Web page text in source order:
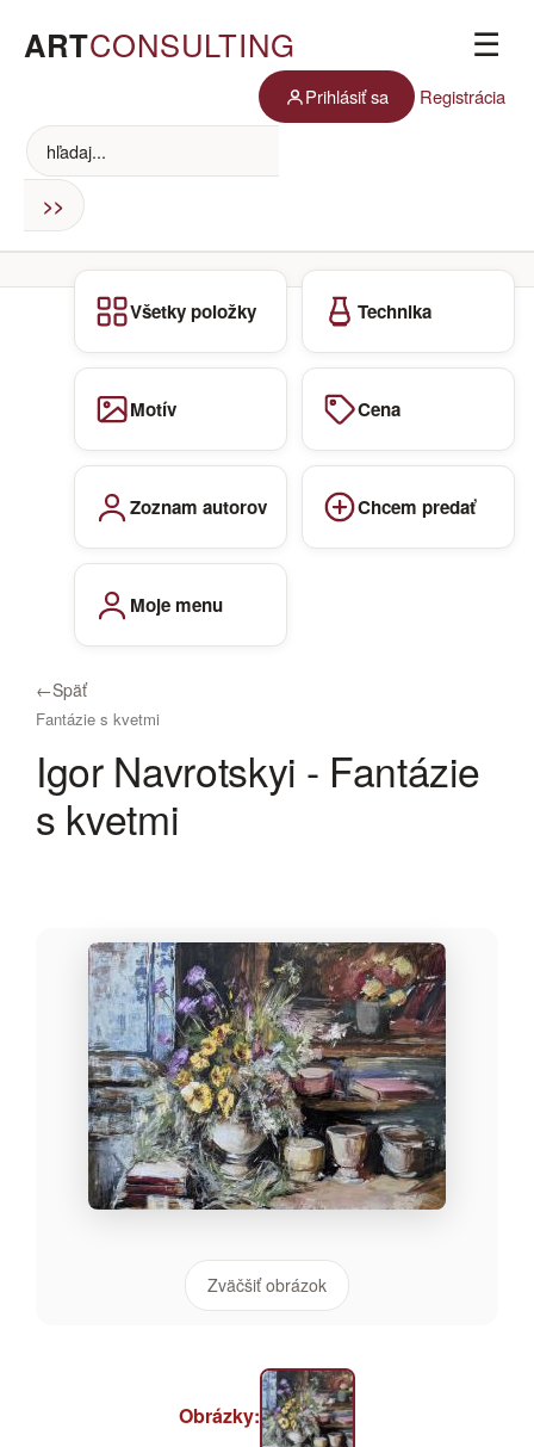
ARTCONSULTING ☰
Prihlásiť sa Registrácia
Všetky položky Technika
Motív Cena
Zoznam autorov Chcem predať
Moje menu
←Späť
Fantázie s kvetmi
Igor Navrotskyi - Fantázie
s kvetmi
Zväčšiť obrázok
Obrázky: